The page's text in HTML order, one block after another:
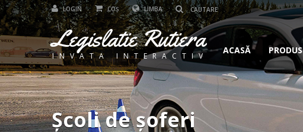
LOGIN COȘ LIMBA
Legislatie Rutiera
INVATA INTERACTIV
ACASĂ
Școli de șoferi